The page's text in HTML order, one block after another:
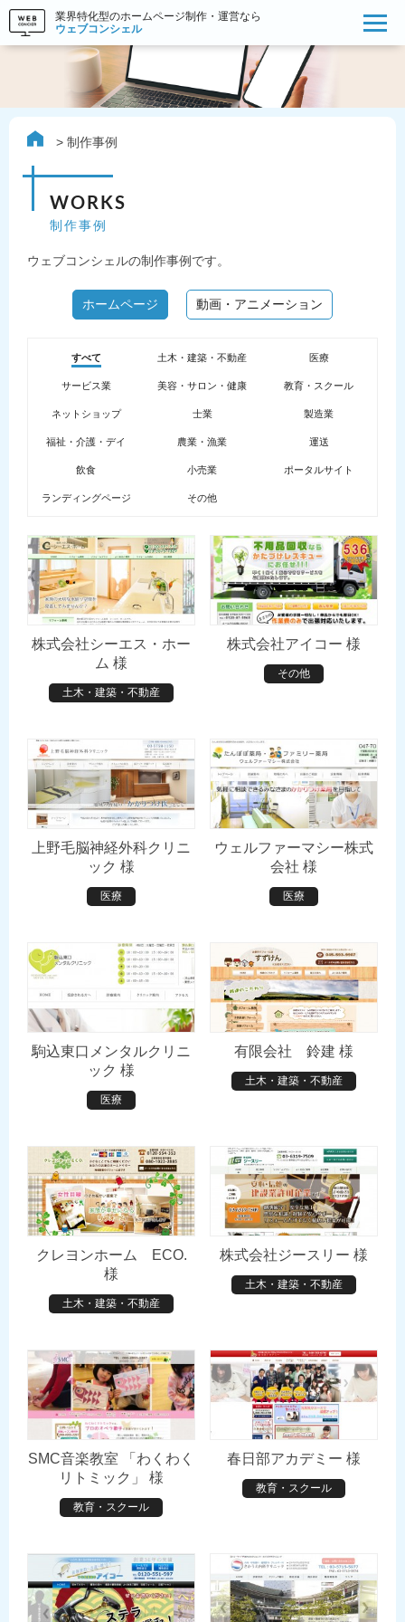
業界特化型のホームページ制作・運営なら
ウェブコンシェル
制作事例
WORKS
制作事例
ウェブコンシェルの制作事例です。
ホームページ 動画・アニメーション
すべて 土木・建築・不動産 医療
サービス業 美容・サロン・健康 教育・スクール
ネットショップ 士業 製造業
福祉・介護・デイ 農業・漁業 運送
飲食 小売業 ポータルサイト
ランディングページ その他
株式会社シーエス・ホー
ム 様
土木・建築・不動産
株式会社アイコー 様
その他
上野毛脳神経外科クリニ
ック 様
医療
ウェルファーマシー株式
会社 様
医療
駒込東口メンタルクリニ
ック 様
医療
有限会社 鈴建 様
土木・建築・不動産
クレヨンホーム ECO.
様
土木・建築・不動産
株式会社ジースリー 様
土木・建築・不動産
SMC音楽教室 「わくわく
リトミック」 様
教育・スクール
春日部アカデミー 様
教育・スクール